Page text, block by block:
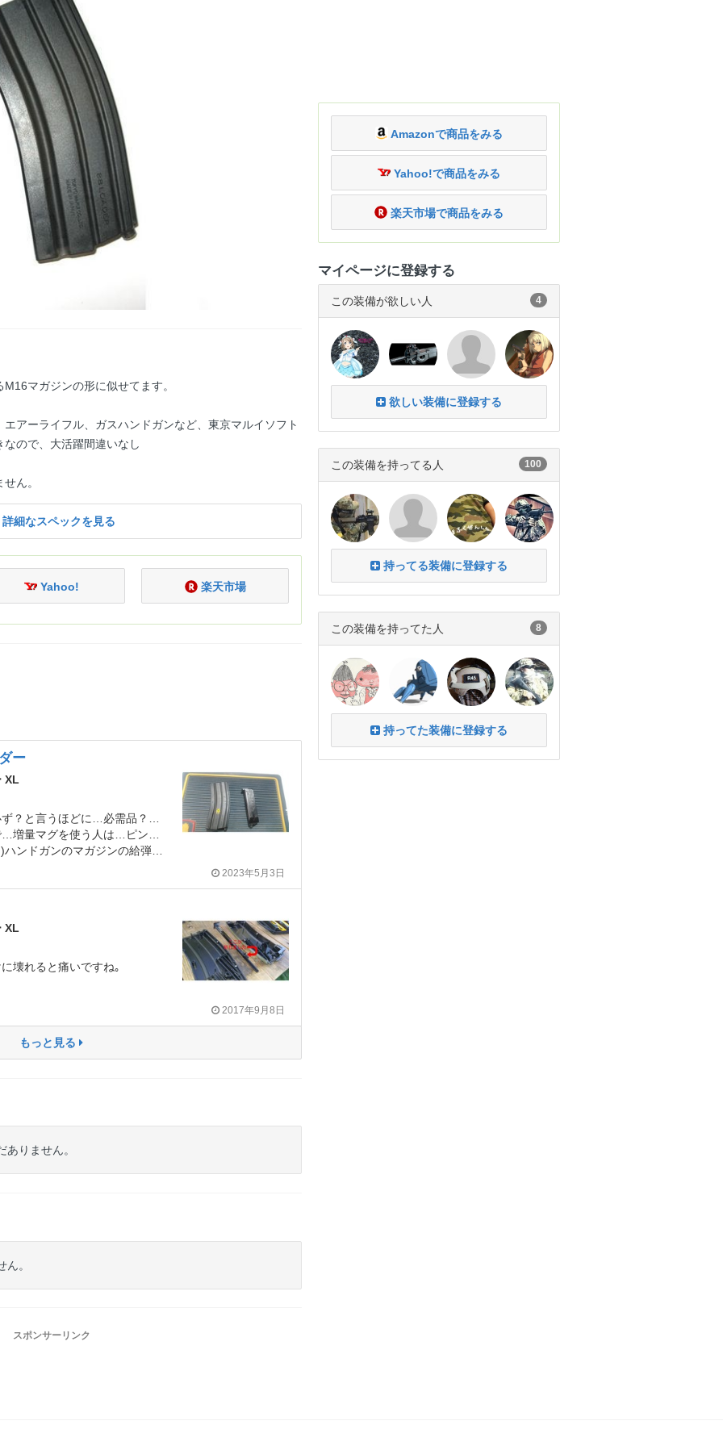
マガジンの形に似せてます。
アーライフル、ガスハンドガンなど、東京マルイソフト
ので、大活躍間違いなし
ん。
詳細なスペックを見る
Yahoo! 楽天市場
ー
XL
使う人は…ピン？と来ないと…思います
の給弾する際は…こちらの方が…便利になります。
2023年5月3日
XL
壊れると痛いですね｡
2017年9月8日
もっと見る
りません。
。
スポンサーリンク
Amazonで商品をみる
Yahoo!で商品をみる
楽天市場で商品をみる
マイページに登録する
この装備が欲しい人 4
欲しい装備に登録する
この装備を持ってる人 100
持ってる装備に登録する
この装備を持ってた人 8
持ってた装備に登録する